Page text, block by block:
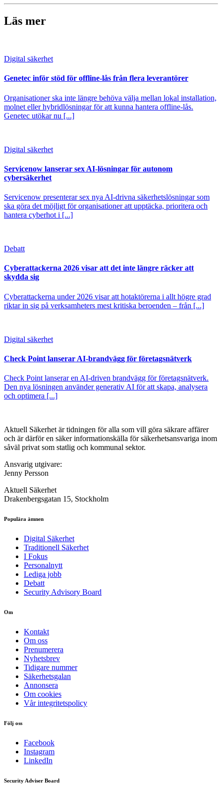
Läs mer
Digital säkerhet
Genetec inför stöd för offline-lås från flera leverantörer
Organisationer ska inte längre behöva välja mellan lokal installation,
molnet eller hybridlösningar för att kunna hantera offline-lås.
Genetec utökar nu [...]
Digital säkerhet
Servicenow lanserar sex AI-lösningar för autonom
cybersäkerhet
Servicenow presenterar sex nya AI-drivna säkerhetslösningar som
ska göra det möjligt för organisationer att upptäcka, prioritera och
hantera cyberhot i [...]
Debatt
Cyberattackerna 2026 visar att det inte längre räcker att
skydda sig
Cyberattackerna under 2026 visar att hotaktörerna i allt högre grad
riktar in sig på verksamheters mest kritiska beroenden – från [...]
Digital säkerhet
Check Point lanserar AI-brandvägg för företagsnätverk
Check Point lanserar en AI-driven brandvägg för företagsnätverk.
Den nya lösningen använder generativ AI för att skapa, analysera
och optimera [...]
Aktuell Säkerhet är tidningen för alla som vill göra säkrare affärer
och är därför en säker informationskälla för säkerhets­ansvariga inom
såväl privat som statlig och kommunal sektor.
Ansvarig utgivare:
Jenny Persson
Aktuell Säkerhet
Drakenbergsgatan 15, Stockholm
Populära ämnen
Digital Säkerhet
Traditionell Säkerhet
I Fokus
Personalnytt
Lediga jobb
Debatt
Security Advisory Board
Om
Kontakt
Om oss
Prenumerera
Nyhetsbrev
Tidigare nummer
Säkerhetsgalan
Annonsera
Om cookies
Vår integritetspolicy
Följ oss
Facebook
Instagram
LinkedIn
Security Adviser Board